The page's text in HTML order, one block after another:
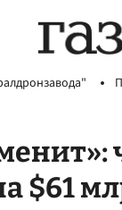
$61